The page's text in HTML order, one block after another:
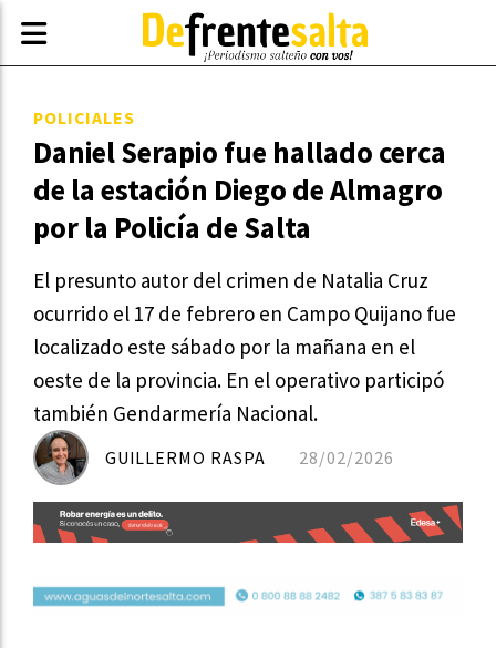
Daniel Serapio fue hallado cerca
de la estación Diego de Almagro
por la Policía de Salta
El presunto autor del crimen de Natalia Cruz
ocurrido el 17 de febrero en Campo Quijano fue
localizado este sábado por la mañana en el
oeste de la provincia. En el operativo participó
también Gendarmería Nacional.
POLICIALES
28/02/2026
GUILLERMO RASPA